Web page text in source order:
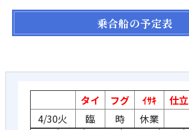
乗合船の予定表
タイ フグ ｲｻｷ 仕立
4/30火
臨 時
休業